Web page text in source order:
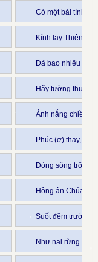
Có một bài tình
Kính lạy Thiên
Đã bao nhiêu lần
Hãy tường thuật
Ánh nắng chiều
Phúc (ơ) thay, ai
Dòng sông trôi
Hồng ân Chúa
Suốt đêm trường
Như nai rừng